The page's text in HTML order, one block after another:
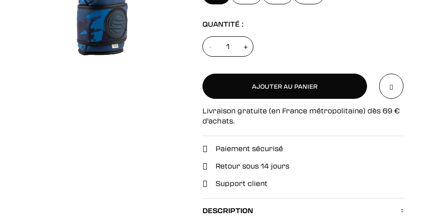
QUANTITÉ :
- +
AJOUTER AU PANIER
AJOUTER AU PANIER
Livraison gratuite (en France métropolitaine) dès 69 €
d'achats.
Paiement sécurisé
Retour sous 14 jours
Support client
DESCRIPTION